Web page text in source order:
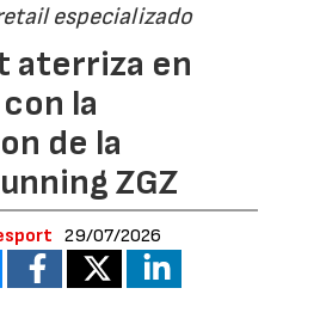
especializado
aterriza en
la
de la
ZGZ
29/07/2026